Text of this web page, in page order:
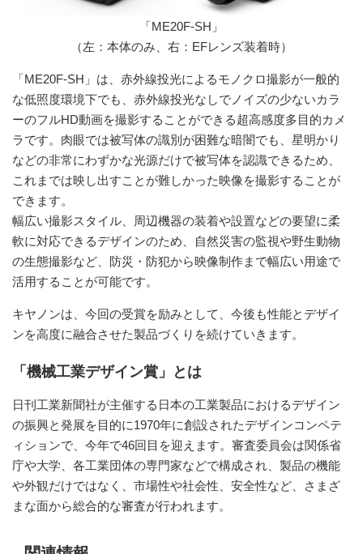
「ME20F-SH」
（左：本体のみ、右：EFレンズ装着時）
「ME20F-SH」は、赤外線投光によるモノクロ撮影が一般的
な低照度環境下でも、赤外線投光なしでノイズの少ないカラ
ーのフルHD動画を撮影することができる超高感度多目的カメ
ラです。肉眼では被写体の識別が困難な暗闇でも、星明かり
などの非常にわずかな光源だけで被写体を認識できるため、
これまでは映し出すことが難しかった映像を撮影することが
できます。
幅広い撮影スタイル、周辺機器の装着や設置などの要望に柔
軟に対応できるデザインのため、自然災害の監視や野生動物
の生態撮影など、防災・防犯から映像制作まで幅広い用途で
活用することが可能です。
キヤノンは、今回の受賞を励みとして、今後も性能とデザイ
ンを高度に融合させた製品づくりを続けていきます。
「機械工業デザイン賞」とは
日刊工業新聞社が主催する日本の工業製品におけるデザイン
の振興と発展を目的に1970年に創設されたデザインコンペテ
ィションで、今年で46回目を迎えます。審査委員会は関係省
庁や大学、各工業団体の専門家などで構成され、製品の機能
や外観だけではなく、市場性や社会性、安全性など、さまざ
まな面から総合的な審査が行われます。